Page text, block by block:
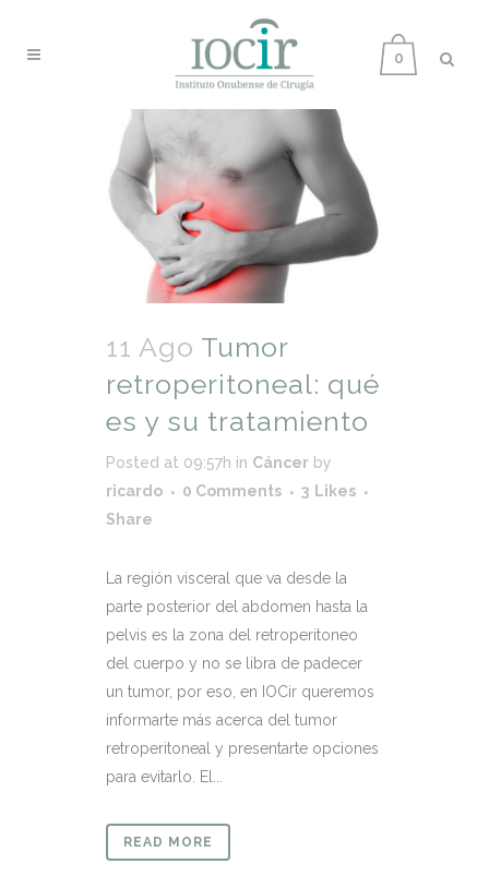
0
11 Ago Tumor
retroperitoneal: qué
es y su tratamiento
Posted at 09:57h in Cáncer by
ricardo
0 Comments 3 Likes
Share
La región visceral que va desde la
parte posterior del abdomen hasta la
pelvis es la zona del retroperitoneo
del cuerpo y no se libra de padecer
un tumor, por eso, en IOCir queremos
informarte más acerca del tumor
retroperitoneal y presentarte opciones
para evitarlo. El...
READ MORE